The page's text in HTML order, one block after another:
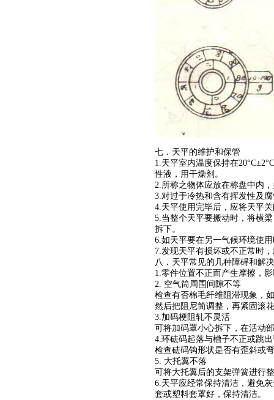
七．天平的维护和保管
1.天平室内温度保持在
性液，用干燥剂。
2.所称之物体应放在称盘中内
3.对过于冷热和含有挥发性及
4.天平使用完毕后，应将天平
5.当整个天平要搬动时，将横
拆下。
6.如天平要在另一气候环境使
7.发现天平有损坏或不正常时
八．天平常见的几种障碍和解
1.零件位置不正而产生摩擦，
2. 空气筒周围间隙不等
检查有否棉毛纤维阻滞现象，
然后把阻尼简调整，再紧固滚
3.加码梗阻轧不灵活
可将加码罩小心拆下，在活动
4.环砝码起落与槽子不正或跳
检查砝码钩形状是否有歪斜或
5. 大托翼不落
可将大托翼后的支架弹簧进行
6.天平应经常保持清洁，避免
套或塑料套罩好，保持清洁。